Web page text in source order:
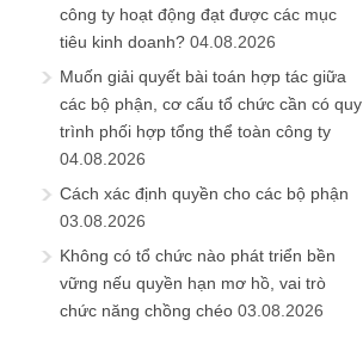
công ty hoạt động đạt được các mục
tiêu kinh doanh? 04.08.2026
Muốn giải quyết bài toán hợp tác giữa
các bộ phận, cơ cấu tổ chức cần có quy
trình phối hợp tổng thể toàn công ty
04.08.2026
Cách xác định quyền cho các bộ phận
03.08.2026
Không có tổ chức nào phát triển bền
vững nếu quyền hạn mơ hồ, vai trò
chức năng chồng chéo 03.08.2026